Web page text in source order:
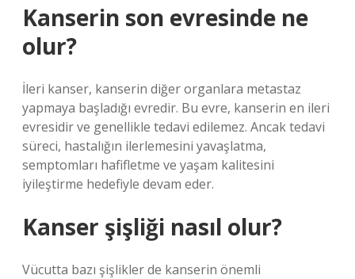
Kanserin son evresinde ne
olur?
İleri kanser, kanserin diğer organlara metastaz
yapmaya başladığı evredir. Bu evre, kanserin en ileri
evresidir ve genellikle tedavi edilemez. Ancak tedavi
süreci, hastalığın ilerlemesini yavaşlatma,
semptomları hafifletme ve yaşam kalitesini
iyileştirme hedefiyle devam eder.
Kanser şişliği nasıl olur?
Vücutta bazı şişlikler de kanserin önemli